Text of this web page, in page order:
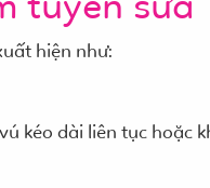
hiện như:
kéo dài liên tục hoặc